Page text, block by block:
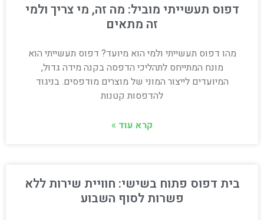
דפוס תעשייתי מוביל: מה זה, מי צריך ולמי
זה מתאים
מהו דפוס תעשייתי ולמי הוא מיועד? דפוס תעשייתי הוא
מונח המתייחס לתהליכי הדפסה בקנה מידה גדול,
המיועדים לייצור המוני של מוצרים מודפסים. בניגוד
להדפסות קטנות
קרא עוד »
בית דפוס פתוח בשישי: חוויית שירות ללא
פשרות לסוף השבוע